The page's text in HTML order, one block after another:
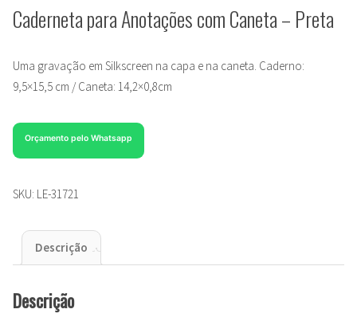
Caderneta para Anotações com Caneta – Preta
Uma gravação em Silkscreen na capa e na caneta. Caderno:
9,5×15,5 cm / Caneta: 14,2×0,8cm
Orçamento pelo Whatsapp
SKU: LE-31721
Descrição
Descrição